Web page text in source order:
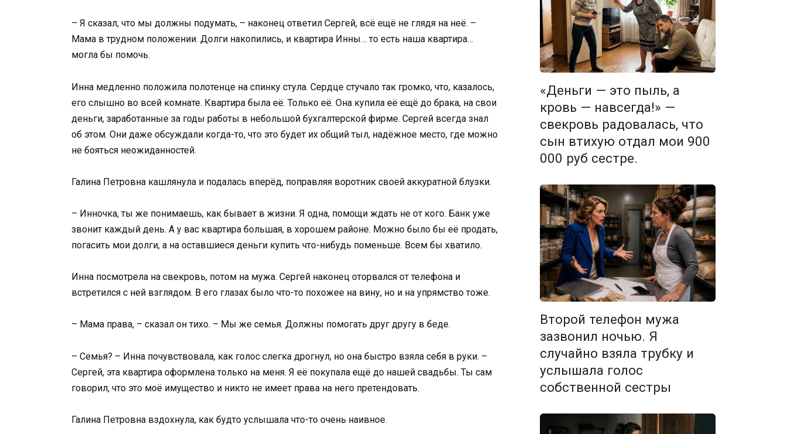
– Я сказал, что мы должны подумать, – наконец ответил Сергей, всё ещё не глядя на неё. –
Мама в трудном положении. Долги накопились, и квартира Инны… то есть наша квартира…
могла бы помочь.
Инна медленно положила полотенце на спинку стула. Сердце стучало так громко, что, казалось,
его слышно во всей комнате. Квартира была её. Только её. Она купила её ещё до брака, на свои
деньги, заработанные за годы работы в небольшой бухгалтерской фирме. Сергей всегда знал
об этом. Они даже обсуждали когда-то, что это будет их общий тыл, надёжное место, где можно
не бояться неожиданностей.
Галина Петровна кашлянула и подалась вперёд, поправляя воротник своей аккуратной блузки.
– Инночка, ты же понимаешь, как бывает в жизни. Я одна, помощи ждать не от кого. Банк уже
звонит каждый день. А у вас квартира большая, в хорошем районе. Можно было бы её продать,
погасить мои долги, а на оставшиеся деньги купить что-нибудь поменьше. Всем бы хватило.
Инна посмотрела на свекровь, потом на мужа. Сергей наконец оторвался от телефона и
встретился с ней взглядом. В его глазах было что-то похожее на вину, но и на упрямство тоже.
– Мама права, – сказал он тихо. – Мы же семья. Должны помогать друг другу в беде.
– Семья? – Инна почувствовала, как голос слегка дрогнул, но она быстро взяла себя в руки. –
Сергей, эта квартира оформлена только на меня. Я её покупала ещё до нашей свадьбы. Ты сам
говорил, что это моё имущество и никто не имеет права на него претендовать.
Галина Петровна вздохнула, как будто услышала что-то очень наивное.
«Деньги — это пыль, а
кровь — навсегда!» —
свекровь радовалась, что
сын втихую отдал мои 900
000 руб сестре.
Второй телефон мужа
зазвонил ночью. Я
случайно взяла трубку и
услышала голос
собственной сестры